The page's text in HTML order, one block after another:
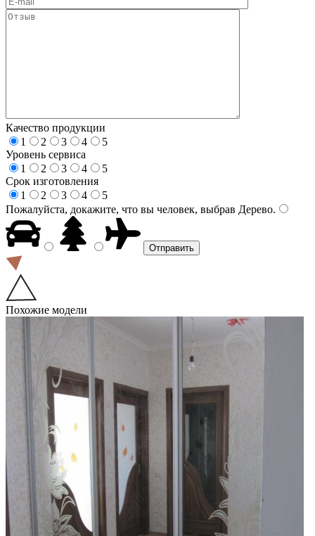
Качество продукции
1
2 3 4
5
Уровень сервиса
1
2 3 4
5
Срок изготовления
1
2 3 4
5
Пожалуйста, докажите, что вы человек, выбрав Дерево.
Похожие модели